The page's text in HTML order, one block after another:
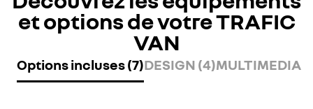
et options de votre TRAFIC
VAN
Options incluses (7)DESIGN (4)MULTIMEDIA